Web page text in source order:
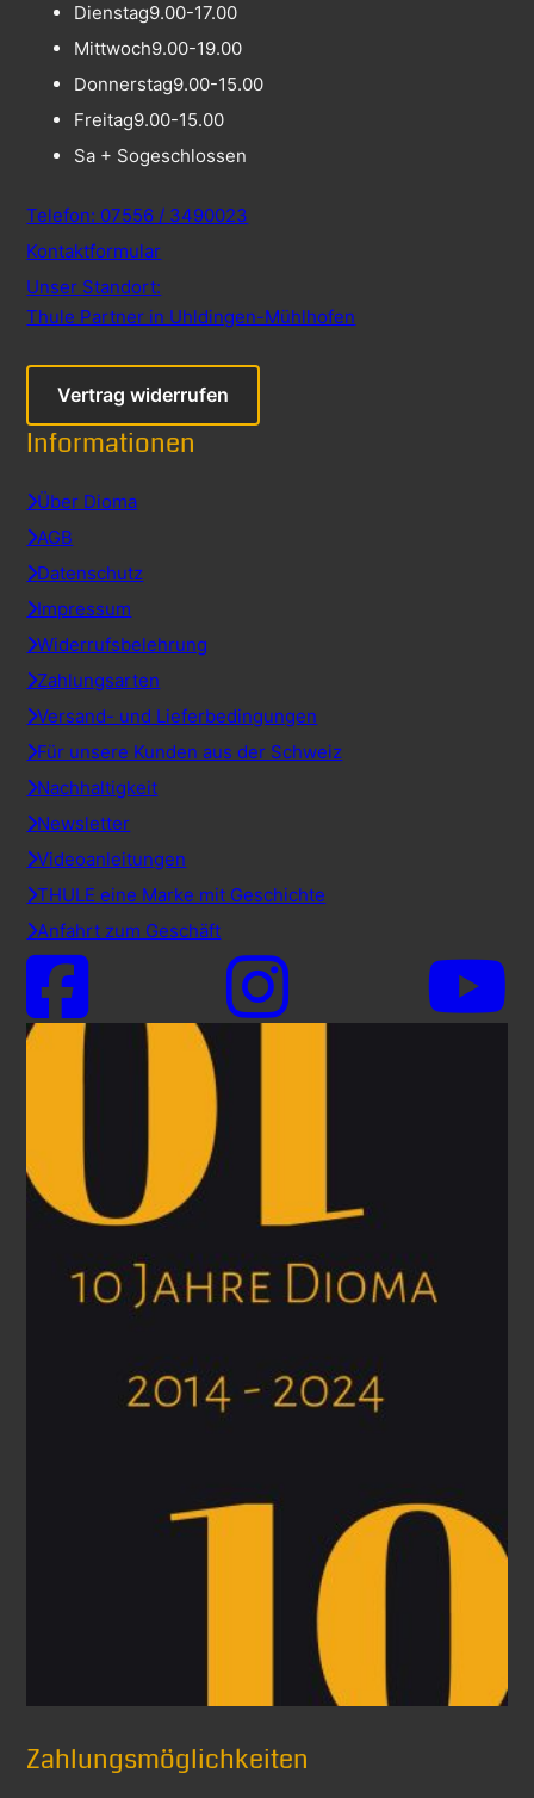
Dienstag9.00-17.00
Mittwoch9.00-19.00
Donnerstag9.00-15.00
Freitag9.00-15.00
Sa + Sogeschlossen
Telefon: 07556 / 3490023
Kontaktformular
Unser Standort:
Thule Partner in Uhldingen-Mühlhofen
Vertrag widerrufen
Informationen
Über Dioma
AGB
Datenschutz
Impressum
Widerrufsbelehrung
Zahlungsarten
Versand- und Lieferbedingungen
Für unsere Kunden aus der Schweiz
Nachhaltigkeit
Newsletter
Videoanleitungen
THULE eine Marke mit Geschichte
Anfahrt zum Geschäft
Zahlungsmöglichkeiten